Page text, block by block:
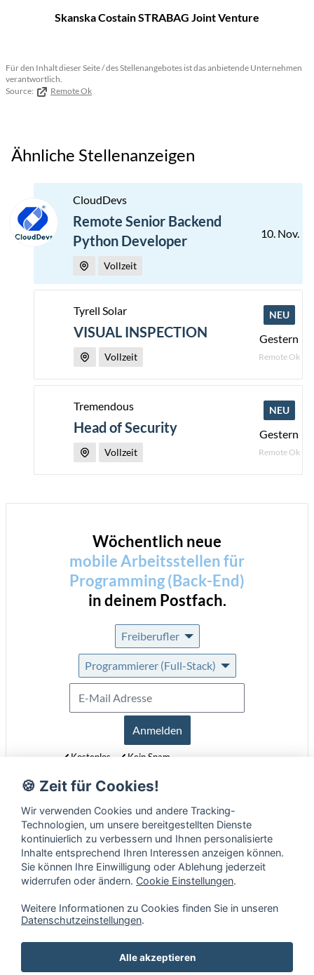
Skanska Costain STRABAG Joint Venture
Für den Inhalt dieser Seite / des Stellenangebotes ist das anbietende Unternehmen
verantwortlich.
Source:
Remote Ok
Ähnliche Stellenanzeigen
Remote Senior Backend
Python Developer
CloudDevs
Vollzeit
10. Nov.
VISUAL INSPECTION
Tyrell Solar
Vollzeit
Gestern
Remote Ok
NEU
Head of Security
Tremendous
Vollzeit
Gestern
Remote Ok
NEU
Wöchentlich neue
mobile Arbeitsstellen für
Programming (Back-End)
in deinem Postfach.
Freiberufler
Programmierer (Full-Stack)
Anmelden
Kostenlos
Kein Spam
Erfahre mehr über unseren Newsletter in unseren
Mobile Fähigkeiten • Impressum • Datenschutz • AGB •
🍪 Zeit für Cookies!
Wir verwenden Cookies und andere Tracking-
Technologien, um unsere bereitgestellten Dienste
kontinuierlich zu verbessern und Ihnen personalisierte
Inhalte entsprechend Ihren Interessen anzeigen können.
Sie können Ihre Einwilligung oder Ablehung jederzeit
widerrufen oder ändern. Cookie Einstellungen.
Weitere Informationen zu Cookies finden Sie in unseren
Datenschutzeinstellungen.
Alle akzeptieren